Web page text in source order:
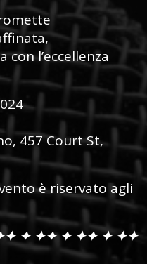
l’eccellenza
457 Court St,
è riservato agli
✦ ✦ ✦✦ ✦ ✦✦ ✦ ✦✦